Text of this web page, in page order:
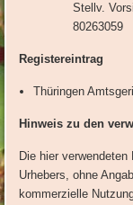
Stellv.
80263059
Registereintrag
Thüringen
Hinweis zu den
Die hier
Urhebers, ohne
kommerzielle